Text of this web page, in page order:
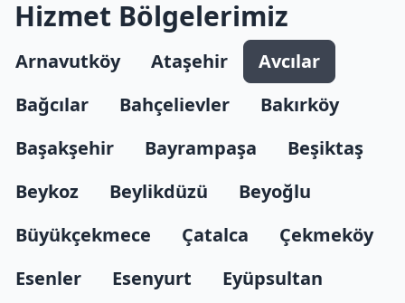
Hizmet Bölgelerimiz
Arnavutköy Ataşehir
Avcılar
Bağcılar
Bahçelievler
Bakırköy
Başakşehir
Bayrampaşa
Beşiktaş
Beykoz
Beylikdüzü
Beyoğlu
Büyükçekmece
Çatalca
Çekmeköy
Esenler
Esenyurt Eyüpsultan